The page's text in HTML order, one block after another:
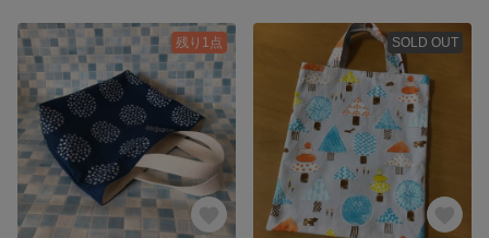
残り1点 SOLD OUT